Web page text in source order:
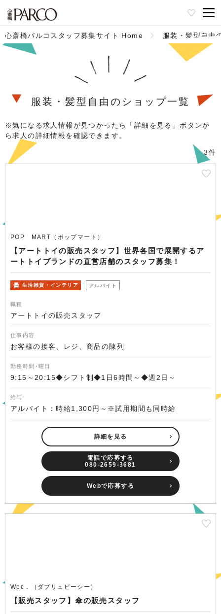
心斎橋パルコスタッフ募集サイト Home 服装・髪型自由
服装・髪型自由のショップ一覧
※気になる求人情報が見つかったら「詳細を見る」ボタンか
ら求人の詳細情報を確認できます。
3件
POP MART（ポップマート）
【アートトイの販売スタッフ】世界各国で展開するア
ートトイブランドの直営店舗のスタッフ募集！
生活雑貨・インテリア アルバイト
職種
アートトイの販売スタッフ
仕事内容
お客様の接客、レジ、商品の陳列
勤務時間･曜日
9:15～20:15◆シフト制◆1日6時間～◆週2日～
給与
アルバイト：時給1,300円～※試用期間も同時給
詳細を見る
電話で応募する
080-2659-3681
Webで応募する
Wpc．（ダブリュピーシー）
【販売スタッフ】傘の販売スタッフ